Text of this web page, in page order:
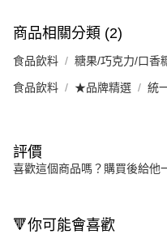
商品相關分類 (2)
食品飲料 糖果/巧克力/口香
食品飲料 ★品牌精選 統
評價
喜歡這個商品嗎？購買後給他
🔻你可能會喜歡